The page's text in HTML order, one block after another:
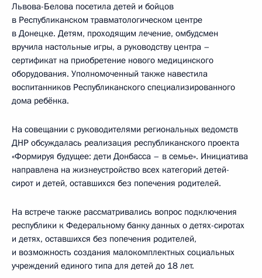
Львова-Белова посетила детей и бойцов
в Республиканском травматологическом центре
в Донецке. Детям, проходящим лечение, омбудсмен
вручила настольные игры, а руководству центра –
сертификат на приобретение нового медицинского
оборудования. Уполномоченный также навестила
воспитанников Республиканского специализированного
дома ребёнка.
На совещании с руководителями региональных ведомств
ДНР обсуждалась реализация республиканского проекта
«Формируя будущее: дети Донбасса – в семье». Инициатива
направлена на жизнеустройство всех категорий детей-
сирот и детей, оставшихся без попечения родителей.
На встрече также рассматривались вопрос подключения
республики к Федеральному банку данных о детях-сиротах
и детях, оставшихся без попечения родителей,
и возможность создания малокомплектных социальных
учреждений единого типа для детей до 18 лет.